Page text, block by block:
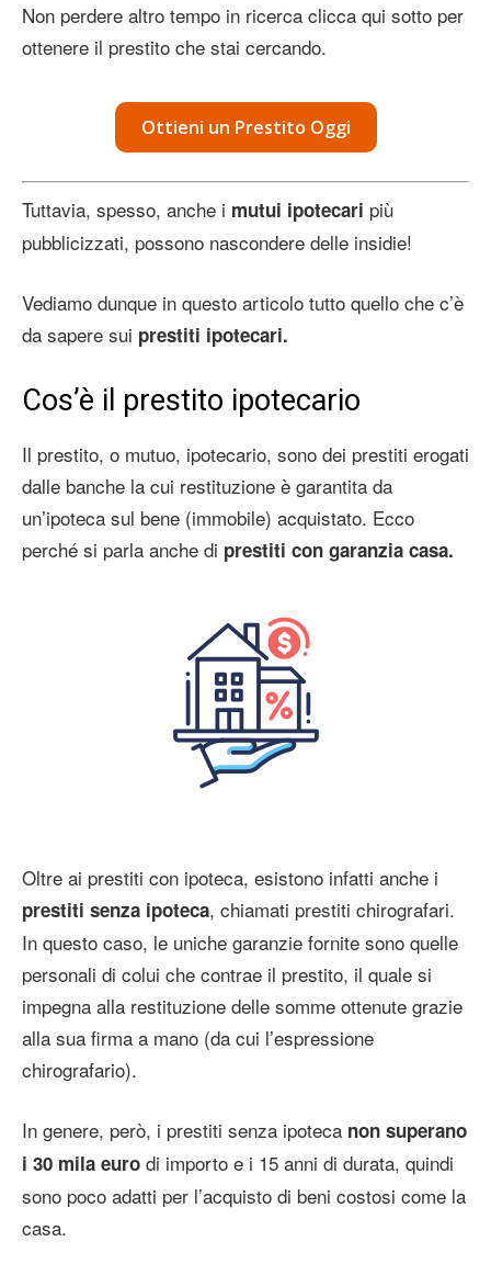
Non perdere altro tempo in ricerca clicca qui sotto per
ottenere il prestito che stai cercando.
Ottieni un Prestito Oggi
Tuttavia, spesso, anche i mutui ipotecari più
pubblicizzati, possono nascondere delle insidie!
Vediamo dunque in questo articolo tutto quello che c’è
da sapere sui prestiti ipotecari.
Cos’è il prestito ipotecario
Il prestito, o mutuo, ipotecario, sono dei prestiti erogati
dalle banche la cui restituzione è garantita da
un’ipoteca sul bene (immobile) acquistato. Ecco
perché si parla anche di prestiti con garanzia casa.
Oltre ai prestiti con ipoteca, esistono infatti anche i
prestiti senza ipoteca, chiamati prestiti chirografari.
In questo caso, le uniche garanzie fornite sono quelle
personali di colui che contrae il prestito, il quale si
impegna alla restituzione delle somme ottenute grazie
alla sua firma a mano (da cui l’espressione
chirografario).
In genere, però, i prestiti senza ipoteca non superano
i 30 mila euro di importo e i 15 anni di durata, quindi
sono poco adatti per l’acquisto di beni costosi come la
casa.